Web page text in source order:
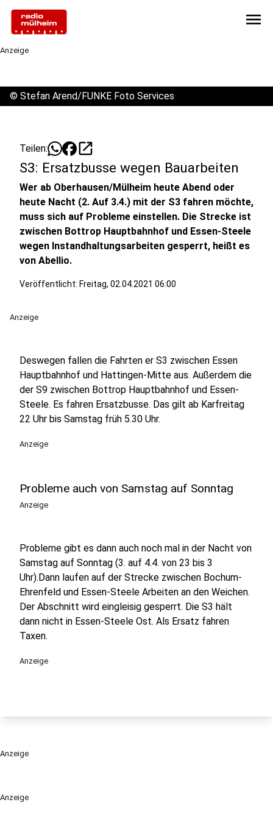
menu
Anzeige
Anzeige
© Stefan Arend/FUNKE Foto Services
Teilen: open_in_new
S3: Ersatzbusse wegen Bauarbeiten
Wer ab Oberhausen/Mülheim heute Abend oder
heute Nacht (2. Auf 3.4.) mit der S3 fahren möchte,
muss sich auf Probleme einstellen. Die Strecke ist
zwischen Bottrop Hauptbahnhof und Essen-Steele
wegen Instandhaltungsarbeiten gesperrt, heißt es
von Abellio.
Veröffentlicht: Freitag, 02.04.2021 06:00
Anzeige
Deswegen fallen die Fahrten er S3 zwischen Essen
Hauptbahnhof und Hattingen-Mitte aus. Außerdem die
der S9 zwischen Bottrop Hauptbahnhof und Essen-
Steele. Es fahren Ersatzbusse. Das gilt ab Karfreitag
22 Uhr bis Samstag früh 5.30 Uhr.
Anzeige
Probleme auch von Samstag auf Sonntag
Anzeige
Probleme gibt es dann auch noch mal in der Nacht von
Samstag auf Sonntag (3. auf 4.4. von 23 bis 3
Uhr).Dann laufen auf der Strecke zwischen Bochum-
Ehrenfeld und Essen-Steele Arbeiten an den Weichen.
Der Abschnitt wird eingleisig gesperrt. Die S3 hält
dann nicht in Essen-Steele Ost. Als Ersatz fahren
Taxen.
Anzeige
Anzeige